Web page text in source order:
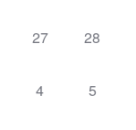
0
27
0
28
0
4
0
5